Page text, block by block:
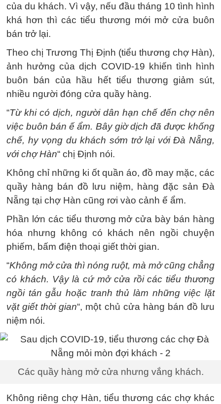
của du khách. Vì vậy, nếu đầu tháng 10 tình hình
khá hơn thì các tiểu thương mới mở cửa buôn
bán trở lại.
Theo chị Trương Thị Định (tiểu thương chợ Hàn),
ảnh hưởng của dịch COVID-19 khiến tình hình
buôn bán của hầu hết tiểu thương giảm sút,
nhiều người đóng cửa quầy hàng.
“Từ khi có dịch, người dân hạn chế đến chợ nên
việc buôn bán ế ẩm. Bây giờ dịch đã được khống
chế, hy vọng du khách sớm trở lại với Đà Nẵng,
với chợ Hàn“ chị Định nói.
Không chỉ những ki ốt quần áo, đồ may mặc, các
quầy hàng bán đồ lưu niệm, hàng đặc sản Đà
Nẵng tại chợ Hàn cũng rơi vào cảnh ế ẩm.
Phần lớn các tiểu thương mở cửa bày bán hàng
hóa nhưng không có khách nên ngồi chuyện
phiếm, bấm điện thoại giết thời gian.
“Không mở cửa thì nóng ruột, mà mở cũng chẳng
có khách. Vậy là cứ mở cửa rồi các tiểu thương
ngồi tán gẫu hoặc tranh thủ làm những việc lặt
vặt giết thời gian“, một chủ cửa hàng bán đồ lưu
niệm nói.
Các quầy hàng mở cửa nhưng vắng khách.
Không riêng chợ Hàn, tiểu thương các chợ khác